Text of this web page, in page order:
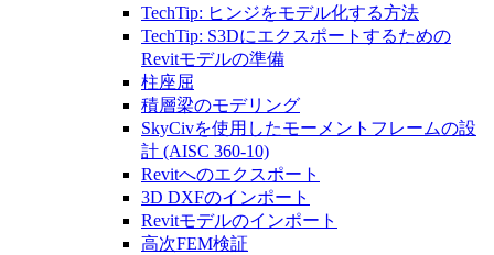
TechTip: ヒンジをモデル化する方法
TechTip: S3Dにエクスポートするための
Revitモデルの準備
柱座屈
積層梁のモデリング
SkyCivを使用したモーメントフレームの設
計 (AISC 360-10)
Revitへのエクスポート
3D DXFのインポート
Revitモデルのインポート
高次FEM検証